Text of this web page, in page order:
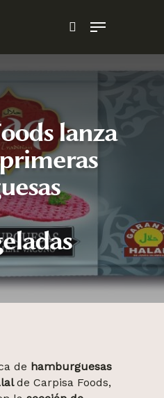
search
Menu
lanza
de hamburguesas
de Carpisa Foods,